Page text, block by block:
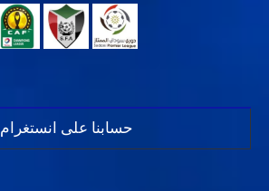
حسابنا على انستغرام